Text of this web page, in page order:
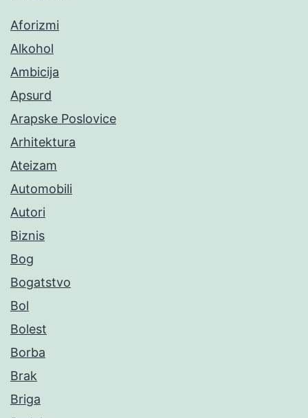
Aforizmi
Alkohol
Ambicija
Apsurd
Arapske Poslovice
Arhitektura
Ateizam
Automobili
Autori
Biznis
Bog
Bogatstvo
Bol
Bolest
Borba
Brak
Briga